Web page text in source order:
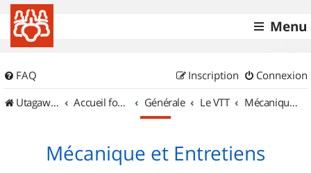
Menu
FAQ Connexion
Inscription
UtagawaVTT (Randos VTT et VTTAE avec traces GPS)
Accueil forum Générale Le VTT Mécanique et Entretiens
Mécanique et Entretiens